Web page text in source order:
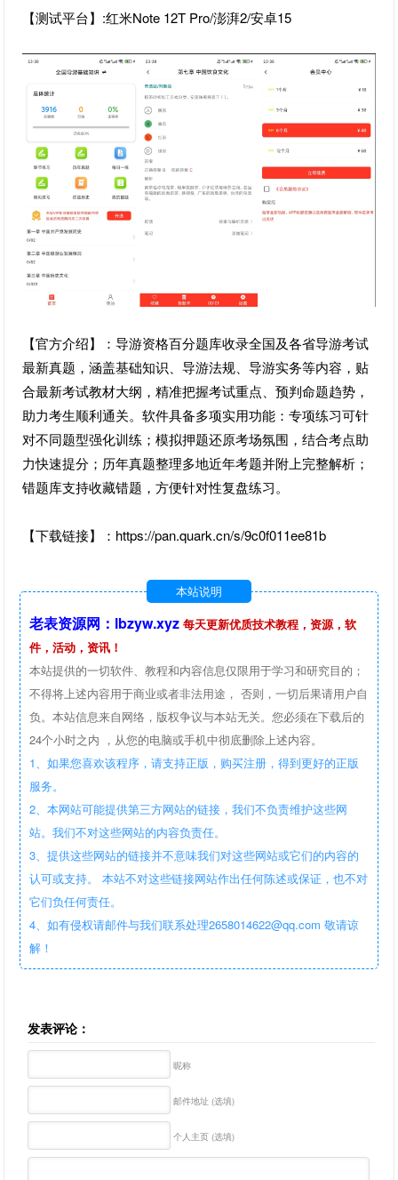
【测试平台】:红米Note 12T Pro/澎湃2/安卓15
【官方介绍】：导游资格百分题库收录全国及各省导游考试
最新真题，涵盖基础知识、导游法规、导游实务等内容，贴
合最新考试教材大纲，精准把握考试重点、预判命题趋势，
助力考生顺利通关。软件具备多项实用功能：专项练习可针
对不同题型强化训练；模拟押题还原考场氛围，结合考点助
力快速提分；历年真题整理多地近年考题并附上完整解析；
错题库支持收藏错题，方便针对性复盘练习。
【下载链接】：https://pan.quark.cn/s/9c0f011ee81b
本站说明
老表资源网：lbzyw.xyz 每天更新优质技术教程，资源，软
件，活动，资讯！
本站提供的一切软件、教程和内容信息仅限用于学习和研究目的；
不得将上述内容用于商业或者非法用途， 否则，一切后果请用户自
负。本站信息来自网络，版权争议与本站无关。您必须在下载后的
24个小时之内 ，从您的电脑或手机中彻底删除上述内容。
1、如果您喜欢该程序，请支持正版，购买注册，得到更好的正版
服务。
2、本网站可能提供第三方网站的链接，我们不负责维护这些网
站。我们不对这些网站的内容负责任。
3、提供这些网站的链接并不意味我们对这些网站或它们的内容的
认可或支持。 本站不对这些链接网站作出任何陈述或保证，也不对
它们负任何责任。
4、如有侵权请邮件与我们联系处理2658014622@qq.com 敬请谅
解！
发表评论：
昵称
邮件地址 (选填)
个人主页 (选填)